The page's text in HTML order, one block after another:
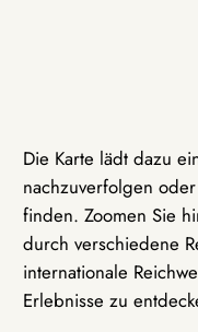
Die Karte lädt dazu
nachzuverfolgen
finden. Zoomen Sie
durch verschiedene
internationale
Erlebnisse zu